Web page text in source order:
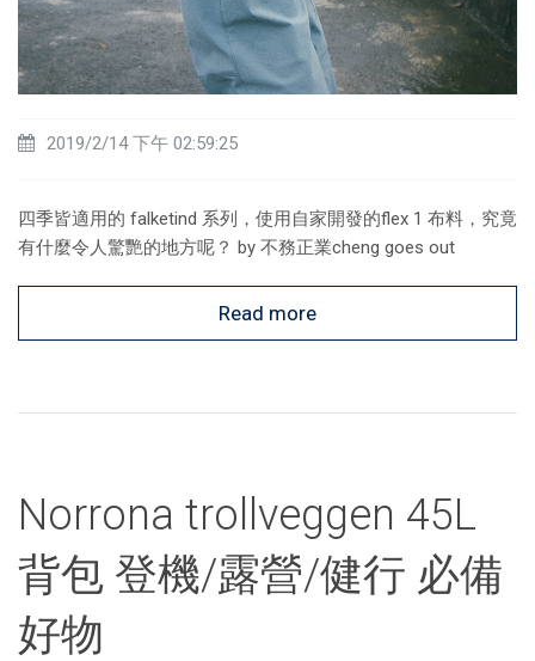
2019/2/14 下午 02:59:25
四季皆適用的 falketind 系列，使用自家開發的flex 1 布料，究竟
有什麼令人驚艷的地方呢？ by 不務正業cheng goes out
Read more
Norrona trollveggen 45L
背包 登機/露營/健行 必備
好物